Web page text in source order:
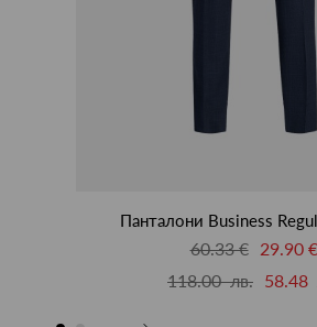
Панталони Business
60.33 €
29.90 €
118.00 лв. 58.48